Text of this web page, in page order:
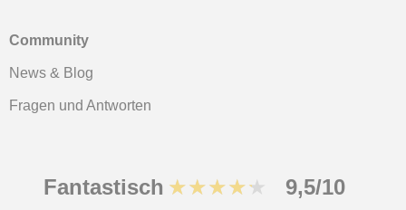
Community
News & Blog
Fragen und Antworten
Fantastisch ★★★★★ 9,5/10